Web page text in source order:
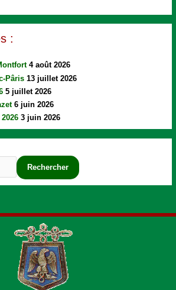
:
4 août 2026
Pâris 13 juillet 2026
5 juillet 2026
6 juin 2026
3 juin 2026
Rechercher